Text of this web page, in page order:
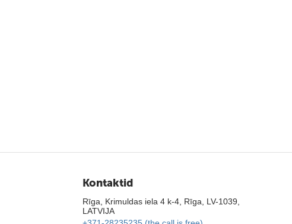
Kontaktid
Rīga, Krimuldas iela 4 k-4, Rīga, LV-1039,
LATVIJA